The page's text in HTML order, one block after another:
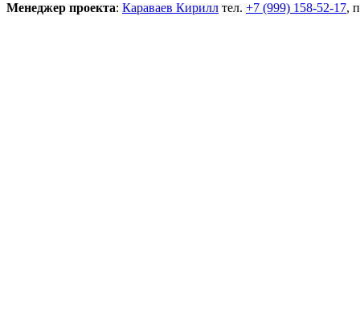
Менеджер проекта: Караваев Кирилл тел. +7 (999) 158-52-17,